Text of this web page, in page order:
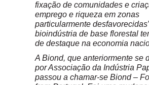
fixação de comunidades e
emprego e riqueza em zonas
particularmente
bioindústria de base florestal
de destaque na economia
A Biond, que anteriormente se
por Associação da Indústria
passou a chamar-se Biond –